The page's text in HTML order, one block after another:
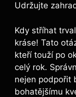
Udržujte
Kdy stříhat
kráse! Tato
kteří touží po
celý rok.
nejen podpořit
bohatějšímu